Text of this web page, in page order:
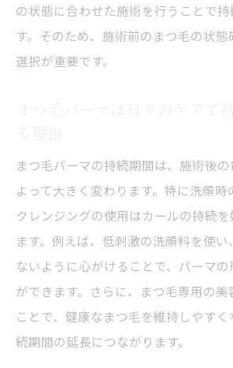
まつ毛パーマが長持ちする
イント
八事日赤駅エリアでのまつ
まつ毛パーマを長持ちさせ
直し方
八事日赤駅周辺でまつ毛パ
上げる秘訣
まつ毛パーマは何ヶ月保てるの
まつ毛パーマの持続期間は
のか
の状態に合わせた施術を行うことで
す。そのため、施術前のまつ毛の状
選択が重要です。
まつ毛パーマの持続期間は、施術後
よって大きく変わります。特に洗顔時
クレンジングの使用はカールの持続
ます。例えば、低刺激の洗顔料を使
ないように心がけることで、パーマ
ができます。さらに、まつ毛専用の美
ことで、健康なまつ毛を維持しやす
続期間の延長につながります。